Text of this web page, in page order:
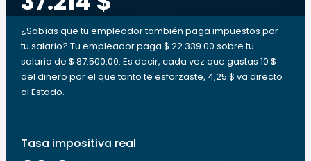
¿Sabías que tu empleador también paga impuestos por
tu salario? Tu empleador paga $ 22.339.00 sobre tu
salario de $ 87.500.00. Es decir, cada vez que gastas 10 $
del dinero por el que tanto te esforzaste, 4,25 $ va directo
al Estado.
Tasa impositiva real